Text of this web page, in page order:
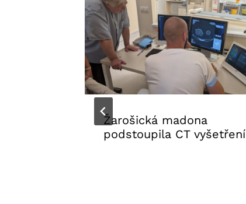
Žarošická madona
podstoupila CT vyšetření